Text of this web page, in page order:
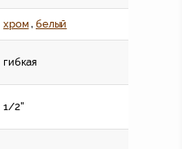
хром , белый
гибкая
1/2''